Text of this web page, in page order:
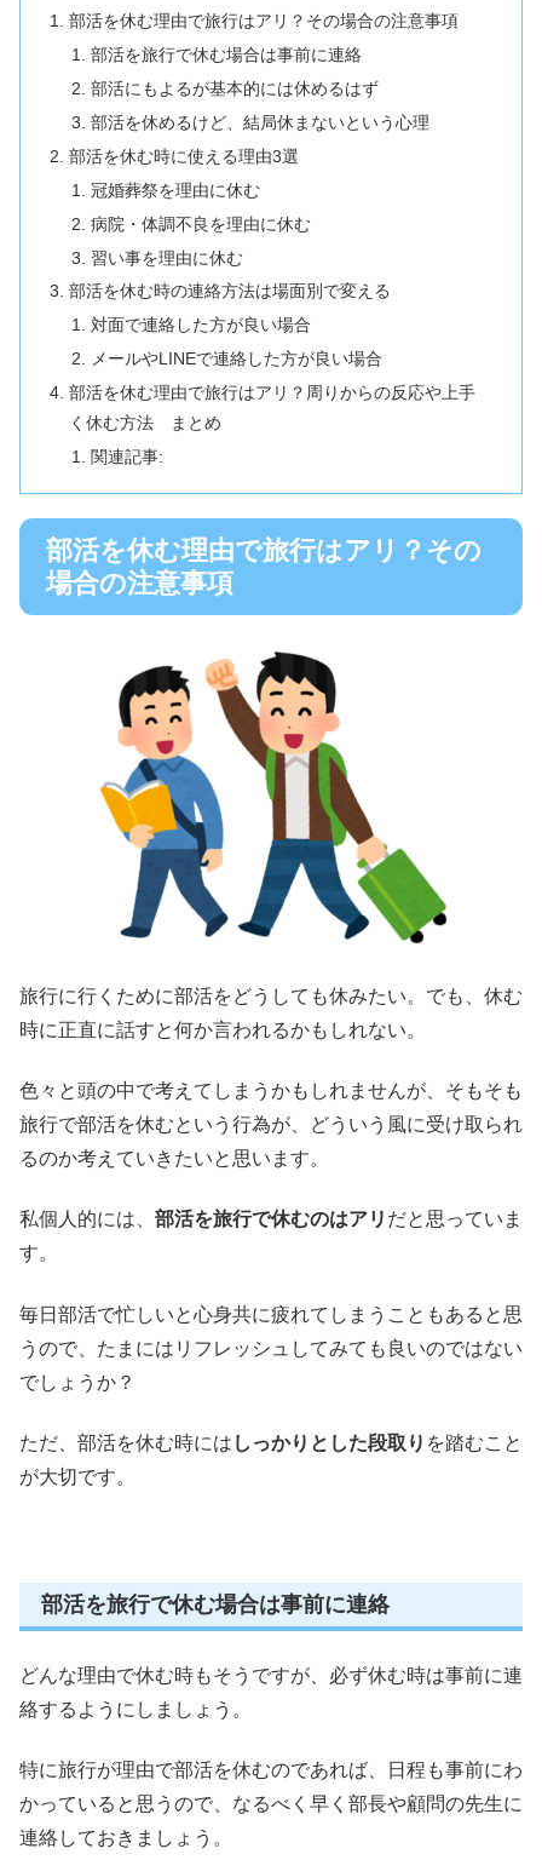
部活を休む理由で旅行はアリ？その場合の注意事項
部活を旅行で休む場合は事前に連絡
部活にもよるが基本的には休めるはず
部活を休めるけど、結局休まないという心理
部活を休む時に使える理由3選
冠婚葬祭を理由に休む
病院・体調不良を理由に休む
習い事を理由に休む
部活を休む時の連絡方法は場面別で変える
対面で連絡した方が良い場合
メールやLINEで連絡した方が良い場合
部活を休む理由で旅行はアリ？周りからの反応や上手
く休む方法 まとめ
関連記事:
部活を休む理由で旅行はアリ？その
場合の注意事項
旅行に行くために部活をどうしても休みたい。でも、休む
時に正直に話すと何か言われるかもしれない。
色々と頭の中で考えてしまうかもしれませんが、そもそも
旅行で部活を休むという行為が、どういう風に受け取られ
るのか考えていきたいと思います。
私個人的には、 部活を旅行で休むのはアリ だと思っていま
す。
毎日部活で忙しいと心身共に疲れてしまうこともあると思
うので、たまにはリフレッシュしてみても良いのではない
でしょうか？
ただ、部活を休む時には しっかりとした段取り を踏むこと
が大切です。
部活を旅行で休む場合は事前に連絡
どんな理由で休む時もそうですが、必ず休む時は事前に連
絡するようにしましょう。
特に旅行が理由で部活を休むのであれば、日程も事前にわ
かっていると思うので、なるべく早く部長や顧問の先生に
連絡しておきましょう。